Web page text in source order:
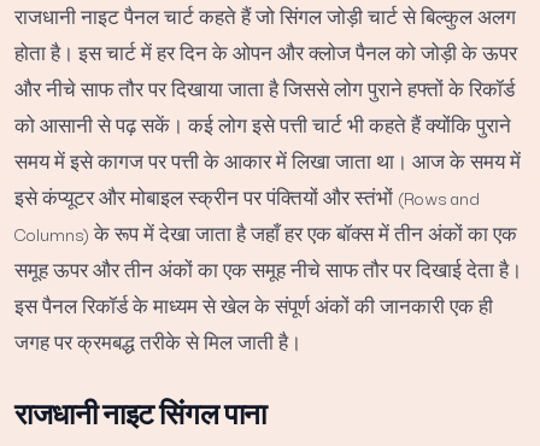
राजधानी नाइट पैनल चार्ट कहते हैं जो सिंगल जोड़ी चार्ट से बिल्कुल अलग
होता है। इस चार्ट में हर दिन के ओपन और क्लोज पैनल को जोड़ी के ऊपर
और नीचे साफ तौर पर दिखाया जाता है जिससे लोग पुराने हफ्तों के रिकॉर्ड
को आसानी से पढ़ सकें। कई लोग इसे पत्ती चार्ट भी कहते हैं क्योंकि पुराने
समय में इसे कागज पर पत्ती के आकार में लिखा जाता था। आज के समय में
इसे कंप्यूटर और मोबाइल स्क्रीन पर पंक्तियों और स्तंभों (Rows and
Columns) के रूप में देखा जाता है जहाँ हर एक बॉक्स में तीन अंकों का एक
समूह ऊपर और तीन अंकों का एक समूह नीचे साफ तौर पर दिखाई देता है।
इस पैनल रिकॉर्ड के माध्यम से खेल के संपूर्ण अंकों की जानकारी एक ही
जगह पर क्रमबद्ध तरीके से मिल जाती है।
राजधानी नाइट सिंगल पाना